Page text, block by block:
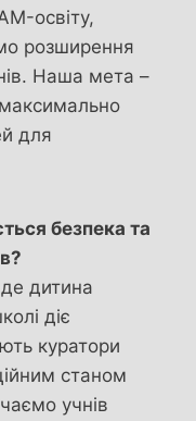
освіту,
розширення
Наша мета –
для
безпека та
дитина
діє
куратори
станом
учнів